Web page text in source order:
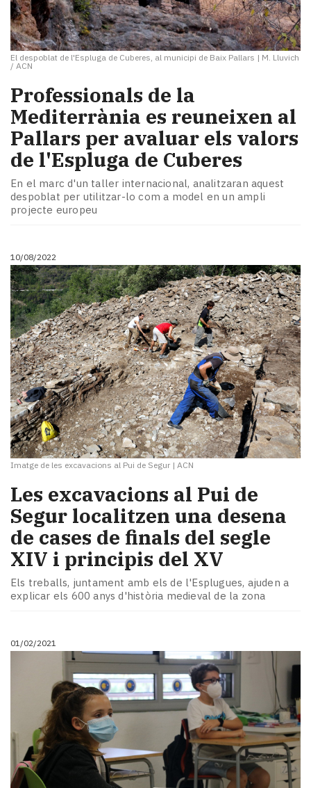
El despoblat de l'Espluga de Cuberes, al municipi de Baix Pallars | M. Lluvich
/ ACN
Professionals de la
Mediterrània es reuneixen al
Pallars per avaluar els valors
de l'Espluga de Cuberes
En el marc d'un taller internacional, analitzaran aquest
despoblat per utilitzar-lo com a model en un ampli
projecte europeu
10/08/2022
Imatge de les excavacions al Pui de Segur | ACN
Les excavacions al Pui de
Segur localitzen una desena
de cases de finals del segle
XIV i principis del XV
Els treballs, juntament amb els de l'Esplugues, ajuden a
explicar els 600 anys d'història medieval de la zona
01/02/2021